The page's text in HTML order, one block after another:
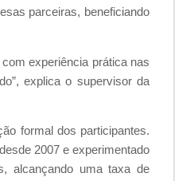
parceiras, beneficiando
experiência prática nas
explica o supervisor da
formal dos participantes.
2007 e experimentado
alcançando uma taxa de